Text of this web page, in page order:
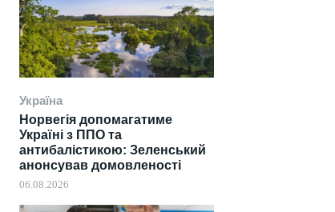
Україна
Норвегія допомагатиме
Україні з ППО та
антибалістикою: Зеленський
анонсував домовленості
06.08.2026